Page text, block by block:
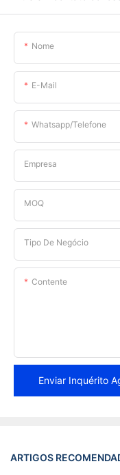
Nome
E-Mail
Whatsapp/telefone
Empresa
MOQ
Tipo De Negócio
Contente
Enviar Inquérito
ARTIGOS